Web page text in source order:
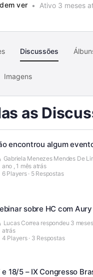
ver Ativo 3 meses
Discussões
Imagens
as
encontrou algum
Gabriela Menezes Mendes De
ano , 1 mês atrás
6 Players · 5 Respostas
sobre HC com Aury
Lucas Correa respondeu 3
atrás
4 Players · 3 Respostas
e 18/5 – IX Congresso